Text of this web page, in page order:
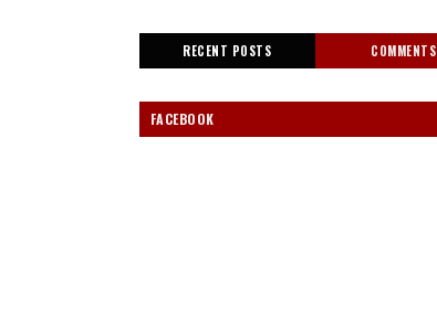
RECENT POSTS COMMENTS
FACEBOOK